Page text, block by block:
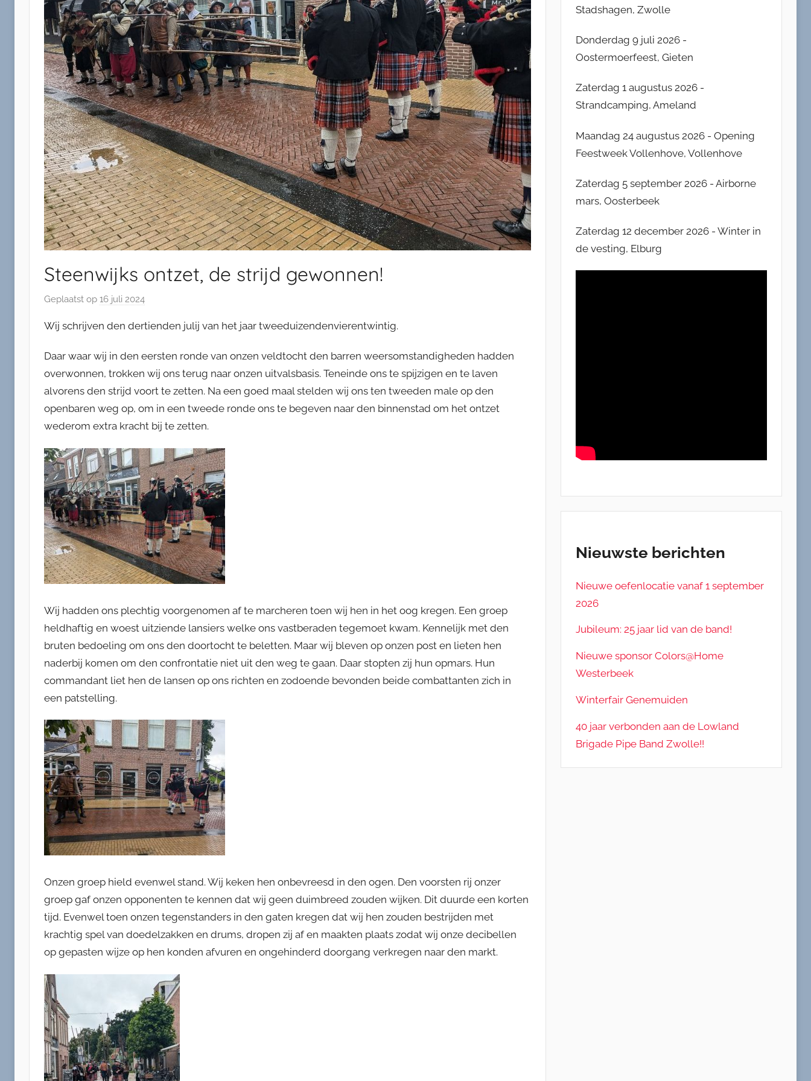
Steenwijks ontzet, de strijd gewonnen!
Geplaatst op 16 juli 2024
o
M
c
h
e
E
n
g
e
l
Wij schrijven den dertienden julij van het jaar tweeduizendenvierentwintig.
Daar waar wij in den eersten ronde van onzen veldtocht den barren weersomstandigheden hadden
overwonnen, trokken wij ons terug naar onzen uitvalsbasis. Teneinde ons te spijzigen en te laven
alvorens den strijd voort te zetten. Na een goed maal stelden wij ons ten tweeden male op den
openbaren weg op, om in een tweede ronde ons te begeven naar den binnenstad om het ontzet
wederom extra kracht bij te zetten.
Wij hadden ons plechtig voorgenomen af te marcheren toen wij hen in het oog kregen. Een groep
heldhaftig en woest uitziende lansiers welke ons vastberaden tegemoet kwam. Kennelijk met den
bruten bedoeling om ons den doortocht te beletten. Maar wij bleven op onzen post en lieten hen
naderbij komen om den confrontatie niet uit den weg te gaan. Daar stopten zij hun opmars. Hun
commandant liet hen de lansen op ons richten en zodoende bevonden beide combattanten zich in
een patstelling.
Onzen groep hield evenwel stand. Wij keken hen onbevreesd in den ogen. Den voorsten rij onzer
groep gaf onzen opponenten te kennen dat wij geen duimbreed zouden wijken. Dit duurde een korten
tijd. Evenwel toen onzen tegenstanders in den gaten kregen dat wij hen zouden bestrijden met
krachtig spel van doedelzakken en drums, dropen zij af en maakten plaats zodat wij onze decibellen
op gepasten wijze op hen konden afvuren en ongehinderd doorgang verkregen naar den markt.
Stadshagen, Zwolle
Donderdag 9 juli 2026 -
Oostermoerfeest, Gieten
Zaterdag 1 augustus 2026 -
Strandcamping, Ameland
Maandag 24 augustus 2026 - Opening
Feestweek Vollenhove, Vollenhove
Zaterdag 5 september 2026 - Airborne
mars, Oosterbeek
Zaterdag 12 december 2026 - Winter in
de vesting, Elburg
Nieuwste berichten
Nieuwe oefenlocatie vanaf 1 september
2026
Jubileum: 25 jaar lid van de band!
Nieuwe sponsor Colors@Home
Westerbeek
Winterfair Genemuiden
40 jaar verbonden aan de Lowland
Brigade Pipe Band Zwolle!!